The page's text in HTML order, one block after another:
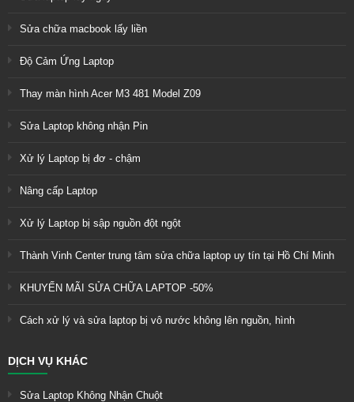
Sửa chữa macbook lấy liền
Độ Cảm Ứng Laptop
Thay màn hình Acer M3 481 Model Z09
Sửa Laptop không nhận Pin
Xử lý Laptop bị đơ - chậm
Nâng cấp Laptop
Xử lý Laptop bị sập nguồn đột ngột
Thành Vinh Center trung tâm sửa chữa laptop uy tín tại Hồ Chí Minh
KHUYẾN MÃI SỬA CHỮA LAPTOP -50%
Cách xử lý và sửa laptop bị vô nước không lên nguồn, hình
DỊCH VỤ KHÁC
Sửa Laptop Không Nhận Chuột